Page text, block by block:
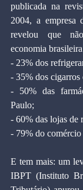
publicada na
2004, a empresa
revelou que
economia
- 23% dos
- 35% dos cigarros
- 50% das
Paulo;
- 60% das lojas de
- 79% do
E tem mais: um
IBPT (Instituto